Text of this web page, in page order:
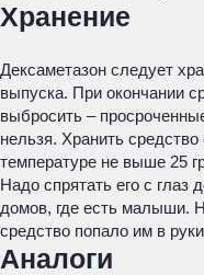
Хранение
Дексаметазон следует
выпуска. При окончании
выбросить –
нельзя. Хранить
температуре не выше 25
Надо спрятать его с глаз
домов, где есть малыши.
средство попало им в
Аналоги